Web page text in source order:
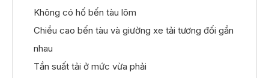
Không có hố bến tàu lõm
Chiều cao bến tàu và giường xe tải tương đối gần
nhau
Tần suất tải ở mức vừa phải